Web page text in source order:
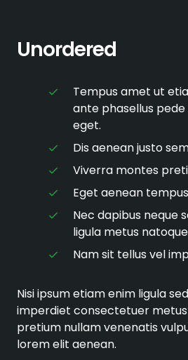
Unordered
Tempus amet ut
ante phasellus
eget.
Dis aenean justo
Viverra montes
Eget aenean
Nec dapibus neque
ligula metus
Nam sit tellus vel
Nisi ipsum etiam enim ligula
imperdiet consectetuer
pretium nullam venenatis
lorem elit aenean.